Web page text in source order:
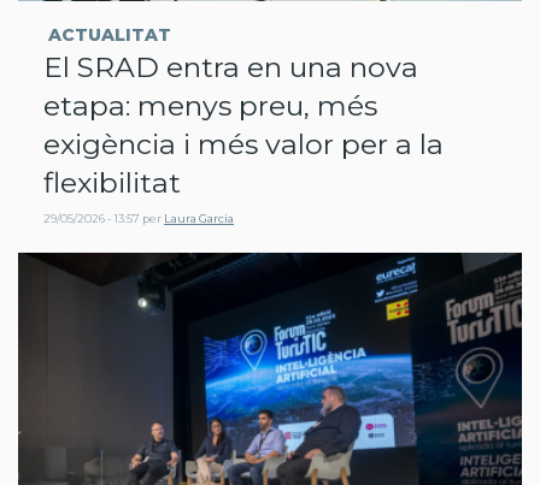
ACTUALITAT
El SRAD entra en una nova
etapa: menys preu, més
exigència i més valor per a la
flexibilitat
29/05/2026 - 13:57 per Laura Garcia